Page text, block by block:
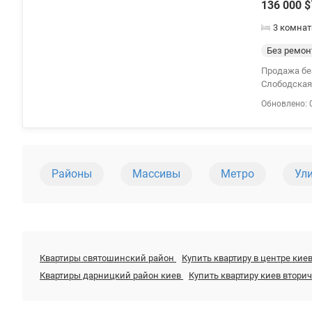
136 000 $
3
Без
Продажа
комфорт в
детские
Сильпо),
Обновлено:
Районы Массивы Метро
Квартиры святошинский район Купить квартиру в центре
Квартиры дарницкий район киев
Купить квартиру киев